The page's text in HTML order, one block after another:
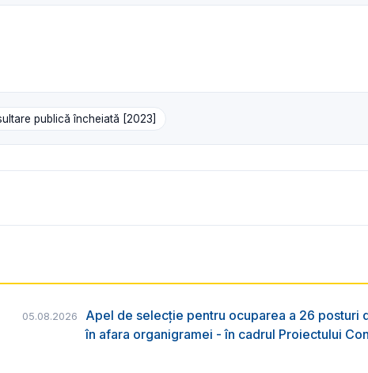
publică încheiată [2023]
05.08.2026
Apel de selecție pentru ocuparea a 26 posturi
în afara organigramei - în cadrul Proiectului